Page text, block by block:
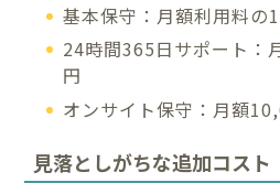
基本保守：月額利用料の
24時間365日サポート：
円
オンサイト保守：月額
見落としがちな追加コスト